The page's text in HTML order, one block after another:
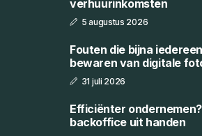
verhuurinkomsten
5 augustus 2026
Fouten die bijna
bewaren van digitale
31 juli 2026
Efficiënter
backoffice uit handen